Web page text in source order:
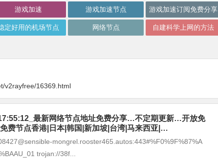
游戏加速 游戏加速节点 游戏加速订阅免费分享
定好用的机场节点 网络节点 自建科学上网的方法
v2rayfree/16369.html
最新网络节点地址免费分享…不定期更新…开放免
费节点香港|日本|韩国|新加坡|台湾|马来西亚|…
mongrel.rooster465.autos:443#%F0%9F%87%A
trojan://38f...